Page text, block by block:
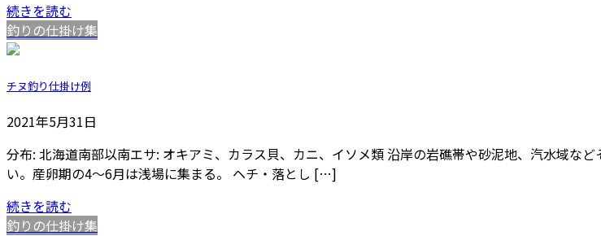
続きを読む
釣りの仕掛け集
チヌ釣り仕掛け例
2021年5月31日
分布: 北海道南部以南エサ: オキアミ、カラス貝、カニ、イソメ類 沿岸の岩礁帯や砂泥地、汽水域な
い。産卵期の4～6月は浅場に集まる。 ヘチ・落とし […]
続きを読む
釣りの仕掛け集